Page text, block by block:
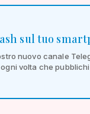
sul tuo
nuovo canale
volta che